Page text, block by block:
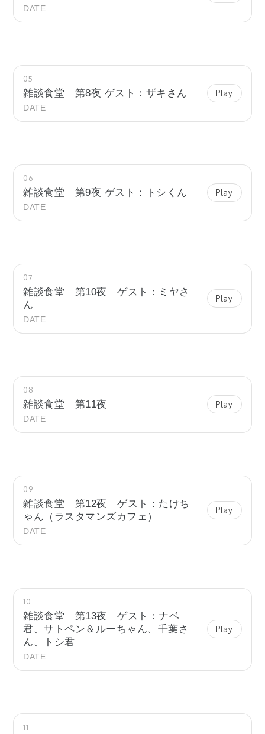
DATE
05
雑談食堂 第8夜 ゲスト：ザキさん
DATE
Play
06
雑談食堂 第9夜 ゲスト：トシくん
DATE
Play
07
雑談食堂 第10夜 ゲスト：ミヤさ
ん
DATE
Play
08
雑談食堂 第11夜
DATE
Play
09
雑談食堂 第12夜 ゲスト：たけち
ゃん（ラスタマンズカフェ）
DATE
Play
10
雑談食堂 第13夜 ゲスト：ナベ
君、サトペン＆ルーちゃん、千葉さ
ん、トシ君
DATE
Play
11